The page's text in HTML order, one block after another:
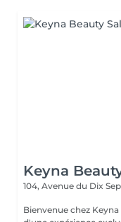
Keyna
104, Avenue du Dix
Bienvenue chez